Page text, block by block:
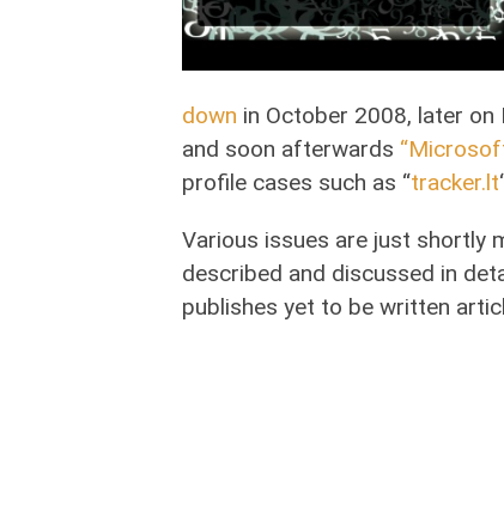
down in October 2008, later on
and soon afterwards
profile cases such as “tracker.lt
Various issues are just shortly
described and discussed in
publishes yet to be written